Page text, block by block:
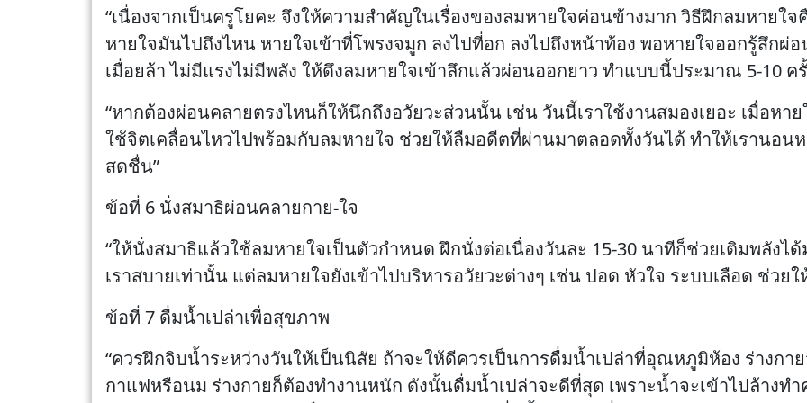
“เนื่องจากเป็นครูโยคะ จึงให้ความสำคัญในเรื่องของลมหายใจค่อนข้างมาก วิธีฝึกลมหายใ
หายใจมันไปถึงไหน หายใจเข้าที่โพรงจมูก ลงไปที่อก ลงไปถึงหน้าท้อง พอหายใจออกรู้สึกผ่
เมื่อยล้า ไม่มีแรงไม่มีพลัง ให้ดึงลมหายใจเข้าลึกแล้วผ่อนออกยาว ทำแบบนี้ประมาณ 5-10 ค
“หากต้องผ่อนคลายตรงไหนก็ให้นึกถึงอวัยวะส่วนนั้น เช่น วันนี้เราใช้งานสมองเยอะ เมื่อหา
ใช้จิตเคลื่อนไหวไปพร้อมกับลมหายใจ ช่วยให้ลืมอดีตที่ผ่านมาตลอดทั้งวันได้ ทำให้เรานอ
สดชื่น”
ข้อที่ 6 นั่งสมาธิผ่อนคลายกาย-ใจ
“ให้นั่งสมาธิแล้วใช้ลมหายใจเป็นตัวกำหนด ฝึกนั่งต่อเนื่องวันละ 15-30 นาทีก็ช่วยเติมพลังไ
เราสบายเท่านั้น แต่ลมหายใจยังเข้าไปบริหารอวัยวะต่างๆ เช่น ปอด หัวใจ ระบบเลือด ช่วย
ข้อที่ 7 ดื่มน้ำเปล่าเพื่อสุขภาพ
“ควรฝึกจิบน้ำระหว่างวันให้เป็นนิสัย ถ้าจะให้ดีควรเป็นการดื่มน้ำเปล่าที่อุณหภูมิห้อง ร่างกา
กาแฟหรือนม ร่างกายก็ต้องทำงานหนัก ดังนั้นดื่มน้ำเปล่าจะดีที่สุด เพราะน้ำจะเข้าไปล้างท